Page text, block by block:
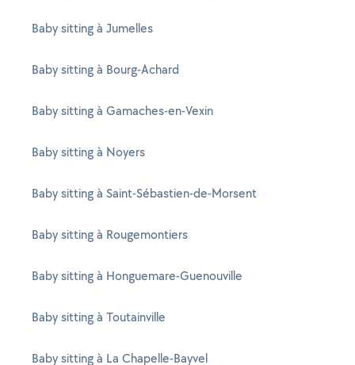
Baby sitting à Jumelles
Baby sitting à Bourg-Achard
Baby sitting à Gamaches-en-Vexin
Baby sitting à Noyers
Baby sitting à Saint-Sébastien-de-Morsent
Baby sitting à Rougemontiers
Baby sitting à Honguemare-Guenouville
Baby sitting à Toutainville
Baby sitting à La Chapelle-Bayvel